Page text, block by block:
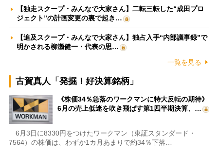
【独走スクープ・みんなで大家さん】二転三転した“成田プロ
ジェクト”の計画変更の裏で起き…
【追及スクープ・みんなで大家さん】独占入手“内部議事録”で
明かされる柳瀬健一・代表の思…
一覧を見る
古賀真人「発掘！好決算銘柄」
《株価34％急落のワークマンに特大反転の期待》
6月の売上低迷を吹き飛ばす第1四半期決算、…
6月3日に8330円をつけたワークマン（東証スタンダード・
7564）の株価は、わずか1カ月あまりで約34％下落…